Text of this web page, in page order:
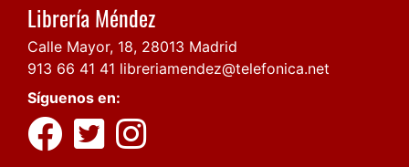
Librería Méndez
Calle Mayor, 18, 28013 Madrid
913 66 41 41 libreriamendez@telefonica.net
Síguenos en: